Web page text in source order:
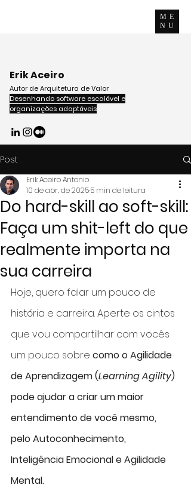
ME
NU
Erik Aceiro
Autor de Arquitetura de Valor
Desenhando software escalável e
organizações adaptáveis
Post
Do hard-skill ao soft-skill:
Faça um shit-left do que
realmente importa na
sua carreira
Erik Aceiro Antonio
10 de abr. de 20255 min de leitura
Hoje, quero falar um pouco de
história e carreira. Aperte os cintos
que vou compartilhar com vocês
um pouco sobre como o Agilidade
de Aprendizagem (Learning Agility)
pode ajudar a criar um maior
entendimento de você mesmo,
pelo Autoconhecimento,
Inteligência Emocional e Agilidade
Mental.